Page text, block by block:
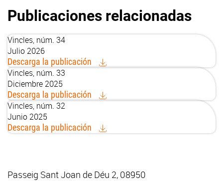
Publicaciones relacionadas
Vincles, núm. 34
Julio 2026
Descarga la publicación
Vincles, núm. 33
Diciembre 2025
Descarga la publicación
Vincles, núm. 32
Junio 2025
Descarga la publicación
Passeig Sant Joan de Déu 2, 08950